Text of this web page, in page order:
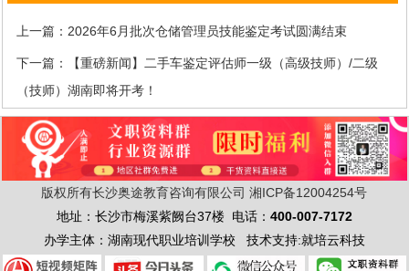
上一篇： 2026年6月批次仓储管理员技能鉴定考试圆满结束
下一篇：
【重磅新闻】二手车鉴定评估师一级（高级技师）/二级
（技师）湖南即将开考！
版权所有长沙奥途教育咨询有限公司 湘ICP备12004254号
地址：长沙市梅溪紫阙台37楼 电话： 400-007-7172
办学主体：湖南现代职业培训学校 技术支持:就培云科技